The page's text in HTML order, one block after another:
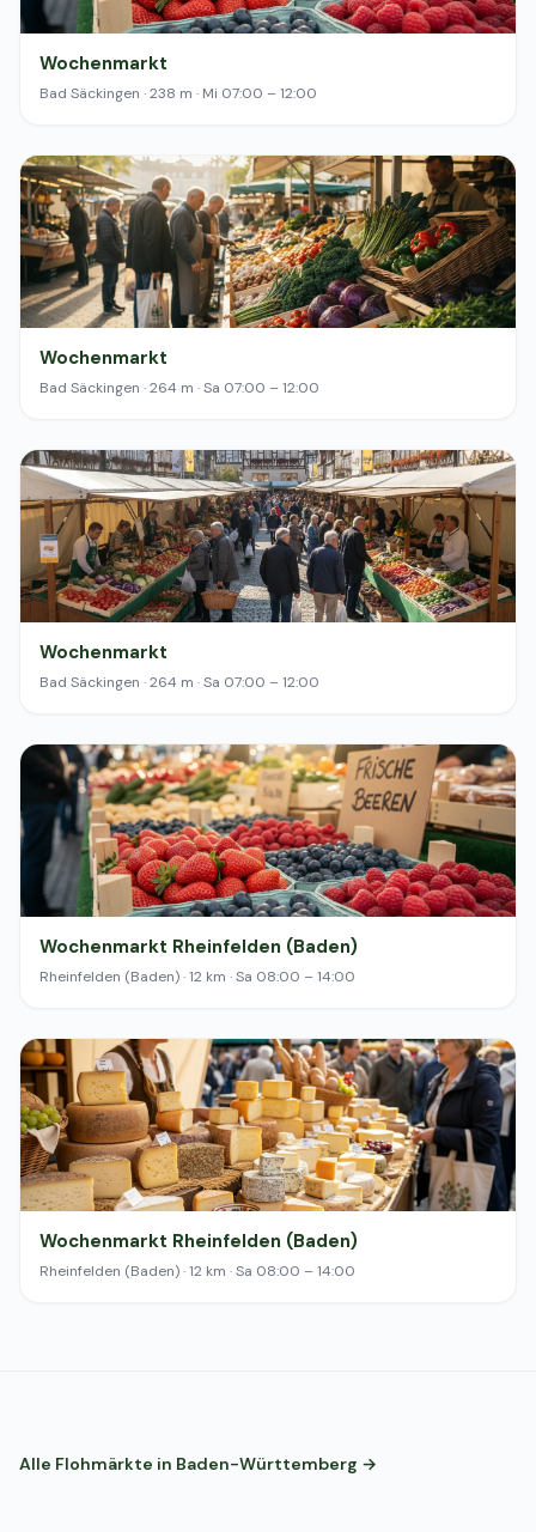
Wochenmarkt
Bad Säckingen · 238 m · Mi 07:00 – 12:00
Wochenmarkt
Bad Säckingen · 264 m · Sa 07:00 – 12:00
Wochenmarkt
Bad Säckingen · 264 m · Sa 07:00 – 12:00
Wochenmarkt Rheinfelden (Baden)
Rheinfelden (Baden) · 12 km · Sa 08:00 – 14:00
Wochenmarkt Rheinfelden (Baden)
Rheinfelden (Baden) · 12 km · Sa 08:00 – 14:00
Alle Flohmärkte in Baden-Württemberg →